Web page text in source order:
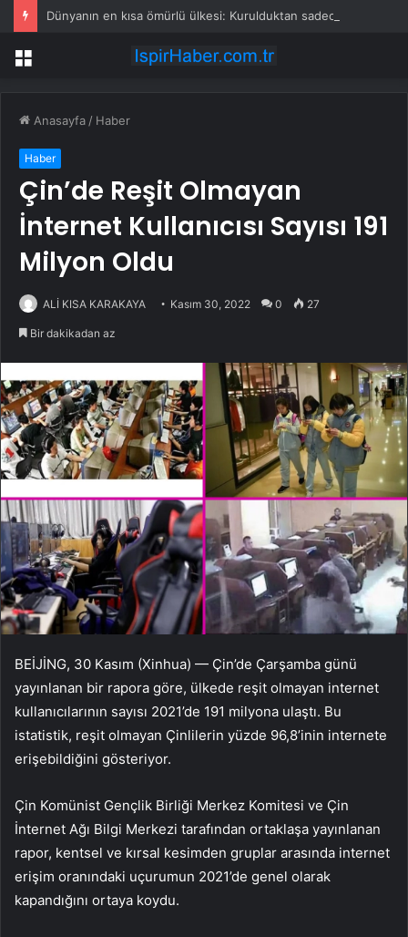
Menü
Anasayfa / Haber
Haber
Çin’de Reşit Olmayan
İnternet Kullanıcısı Sayısı 191
Milyon Oldu
ALİ KISA KARAKAYA Kasım 30, 2022 0 27
Bir dakikadan az
BEİJİNG, 30 Kasım (Xinhua) — Çin’de Çarşamba günü
yayınlanan bir rapora göre, ülkede reşit olmayan internet
kullanıcılarının sayısı 2021’de 191 milyona ulaştı. Bu
istatistik, reşit olmayan Çinlilerin yüzde 96,8’inin internete
erişebildiğini gösteriyor.
Çin Komünist Gençlik Birliği Merkez Komitesi ve Çin
İnternet Ağı Bilgi Merkezi tarafından ortaklaşa yayınlanan
rapor, kentsel ve kırsal kesimden gruplar arasında internet
erişim oranındaki uçurumun 2021’de genel olarak
kapandığını ortaya koydu.